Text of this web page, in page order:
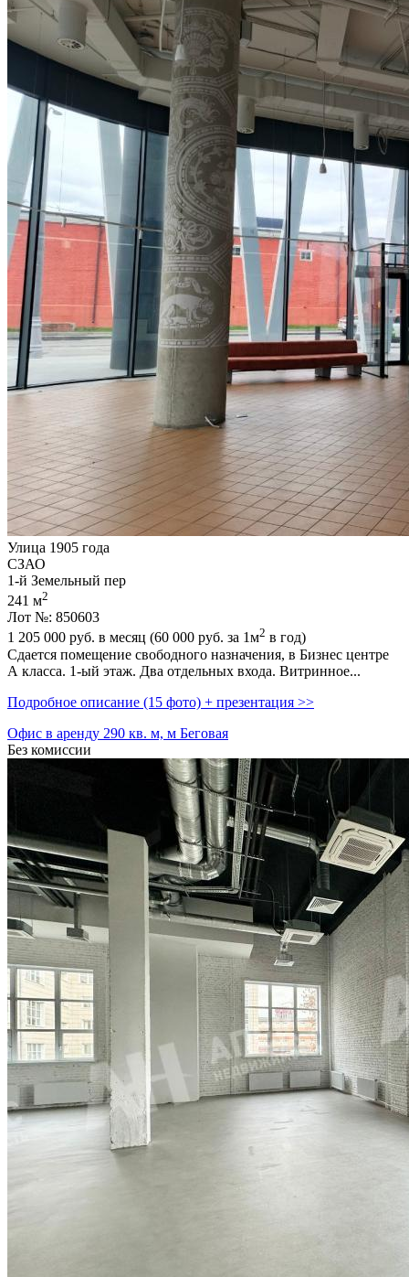
Улица 1905 года
СЗАО
1-й Земельный пер
241 м2
Лот №: 850603
1 205 000 руб. в месяц (60 000 руб. за 1м2 в год)
Сдается помещение свободного назначения,­ в Бизнес центре
А класса. 1-ый этаж. Два отдельных входа. Витринное...
Подробное описание (15 фото) + презентация >>
Офис в аренду 290 кв. м, м Беговая
Без комиссии